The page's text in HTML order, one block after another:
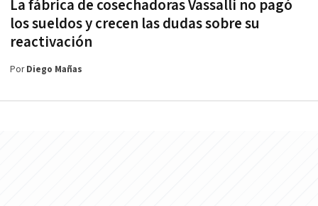
La fábrica de cosechadoras Vassalli no pagó
los sueldos y crecen las dudas sobre su
reactivación
PorDiego Mañas